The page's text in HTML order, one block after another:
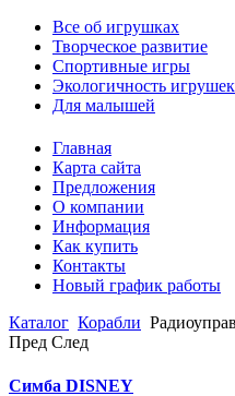
Все об игрушках
Творческое развитие
Спортивные игры
Экологичность игрушек
Для малышей
Главная
Карта сайта
Предложения
О компании
Информация
Как купить
Контакты
Новый график работы
Каталог Корабли
Пред След
Симба DISNEY